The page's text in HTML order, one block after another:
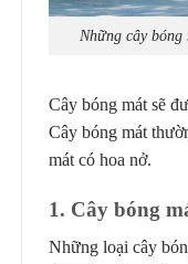
Những cây
Cây bóng mát sẽ
Cây bóng mát
mát có hoa nở.
1. Cây bóng
Những loại cây